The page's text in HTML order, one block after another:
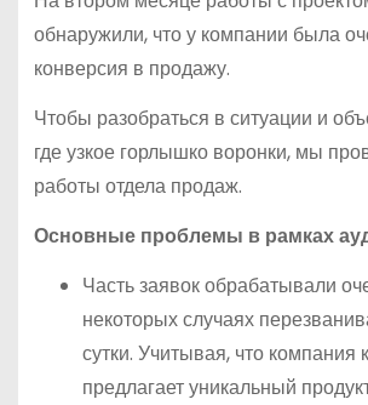
обнаружили, что у компании была
конверсия в продажу.
Чтобы разобраться в ситуации и
где узкое горлышко воронки, мы
работы отдела продаж.
Основные проблемы в рамках
Часть заявок обрабатывали
некоторых случаях
сутки. Учитывая, что компания
предлагает уникальный